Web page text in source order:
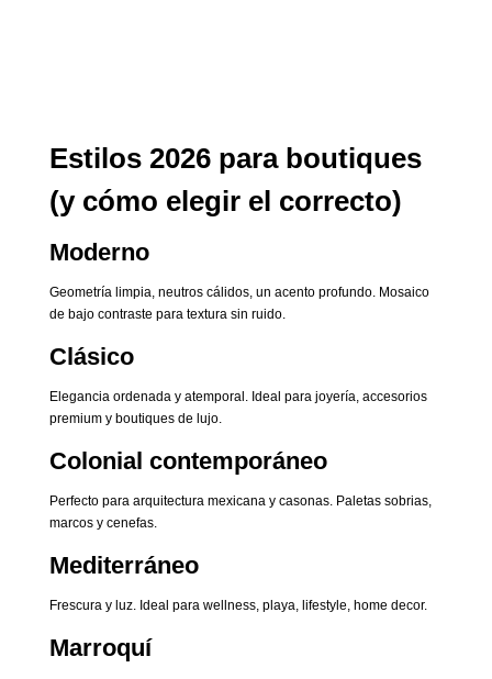
Estilos 2026 para boutiques
(y cómo elegir el correcto)
Moderno
Geometría limpia, neutros cálidos, un acento profundo. Mosaico
de bajo contraste para textura sin ruido.
Clásico
Elegancia ordenada y atemporal. Ideal para joyería, accesorios
premium y boutiques de lujo.
Colonial contemporáneo
Perfecto para arquitectura mexicana y casonas. Paletas sobrias,
marcos y cenefas.
Mediterráneo
Frescura y luz. Ideal para wellness, playa, lifestyle, home decor.
Marroquí